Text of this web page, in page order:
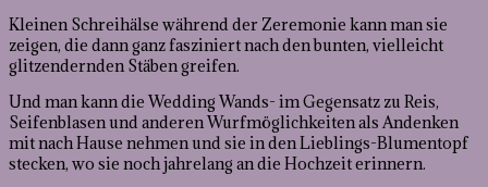
Kleinen Schreihälse während der Zeremonie kann man sie
zeigen, die dann ganz fasziniert nach den bunten, vielleicht
glitzendernden Stäben greifen.
Und man kann die Wedding Wands- im Gegensatz zu Reis,
Seifenblasen und anderen Wurfmöglichkeiten als Andenken
mit nach Hause nehmen und sie in den Lieblings-Blumentopf
stecken, wo sie noch jahrelang an die Hochzeit erinnern.